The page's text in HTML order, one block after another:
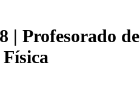
| Profesorado de